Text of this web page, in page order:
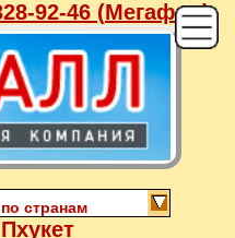
92-46 (Мегафон),
странам